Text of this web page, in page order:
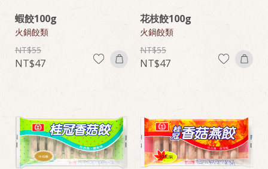
蝦餃100g
火鍋餃類
55
47
花枝餃100g
火鍋餃類
55
47